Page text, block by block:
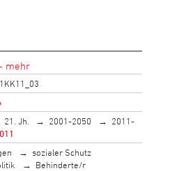
21. Jh. 2001-2050
2011-
sozialer Schutz
Behinderte/r